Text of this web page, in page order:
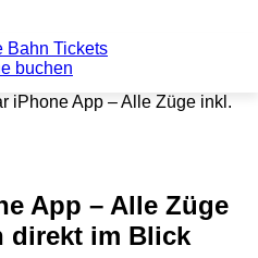
iPhone App – Alle Züge inkl.
App – Alle Züge
direkt im Blick